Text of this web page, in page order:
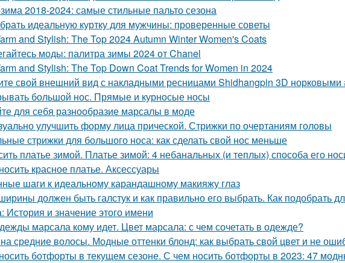
2018-2024: самые стильные пальто сезона
идеальную куртку для мужчины: проверенные советы
and Stylish: The Top 2024 Autumn Winter Women's Coats
моды: палитра зимы 2024 от Chanel
and Stylish: The Top Down Coat Trends for Women in 2024
свой внешний вид с накладными ресницами Shidhangpin 3D норковыми
большой нос. Прямые и курносые носы
для себя разнообразие марсалы в моде
улучшить форму лица прической. Стрижки по очертаниям головы
стрижки для большого носа: как сделать свой нос меньше
платье зимой. Платье зимой: 4 небанальных (и теплых) способа его
красное платье. Аксессуары
шаги к идеальному карандашному макияжу глаз
должен быть галстук и как правильно его выбрать. Как подобрать
История и значение этого имени
марсала кому идет. Цвет марсала: с чем сочетать в одежде?
средние волосы. Модные оттенки блонд: как выбрать свой цвет и не
ботфорты в текущем сезоне. С чем носить ботфорты в 2023: 47